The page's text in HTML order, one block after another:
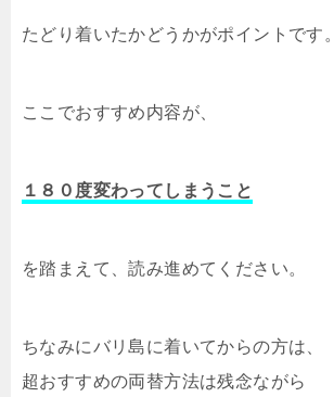
たどり着いたかどうかがポイントです。
ここでおすすめ内容が、
１８０度変わってしまうこと
を踏まえて、読み進めてください。
ちなみにバリ島に着いてからの方は、
超おすすめの両替方法は残念ながら